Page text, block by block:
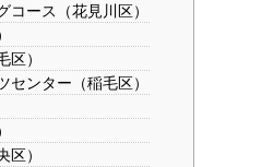
コース（花見川区）
区）
センター（稲毛区）
区）